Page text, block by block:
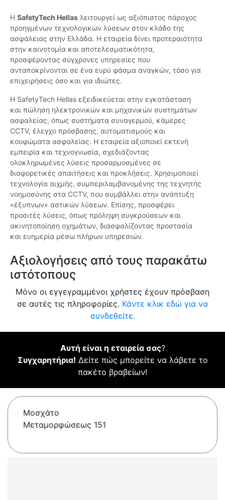
Η SafetyTech Hellas λειτουργεί ως αξιόπιστος πάροχος
προηγμένων τεχνολογικών λύσεων στον κλάδο της
ασφάλειας στην Ελλάδα. Η εταιρεία δίνει προτεραιότητα
στην καινοτομία και αποτελεσματικότητα,
προσφέροντας σύγχρονες υπηρεσίες που
ανταποκρίνονται σε ένα ευρύ φάσμα αναγκών, τόσο για
επιχειρήσεις όσο και για ιδιώτες.
Η SafetyTech Hellas εξειδικεύεται στην εγκατάσταση
και πώληση ηλεκτρονικών και μηχανικών συστημάτων
ασφαλείας, όπως συστήματα συναγερμού, κάμερες
CCTV, έλεγχο πρόσβασης, αυτοματισμούς και
κουφώματα ασφαλείας. Η εταιρεία αξιοποιεί εκτενή
εμπειρία και τεχνογνωσία, σχεδιάζοντας
ολοκληρωμένες λύσεις προσαρμοσμένες σε
διαφορετικές απαιτήσεις και προκλήσεις. Χρησιμοποιεί
τεχνολογία αιχμής, συμπεριλαμβανομένης της τεχνητής
νοημοσύνης στα CCTV, που συμβάλλει στην ανάπτυξη
«έξυπνων» αστικών λύσεων. Επίσης, προσφέρει
προσιτές λύσεις, όπως πρόληψη συγκρούσεων και
ακινητοποίηση οχημάτων, διασφαλίζοντας προστασία
και ευημερία μέσω πλήρων υπηρεσιών.
Αξιολογήσεις από τους παρακάτω
ιστότοπους
Μόνο οι εγγεγραμμένοι χρήστες έχουν πρόσβαση
σε αυτές τις πληροφορίες. Κάντε κλικ εδώ για να
συνδεθείτε.
Αυτή είναι η εταιρεία σας?
Συγχαρητήρια! Δείτε πώς μπορείτε να λάβετε το
πακέτο βραβείων!
Μοσχάτο
Μεταμορφώσεως 151